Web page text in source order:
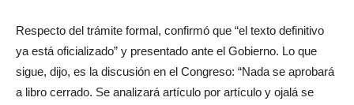
Respecto del trámite formal, confirmó que “el texto definitivo
ya está oficializado” y presentado ante el Gobierno. Lo que
sigue, dijo, es la discusión en el Congreso: “Nada se aprobará
a libro cerrado. Se analizará artículo por artículo y ojalá se